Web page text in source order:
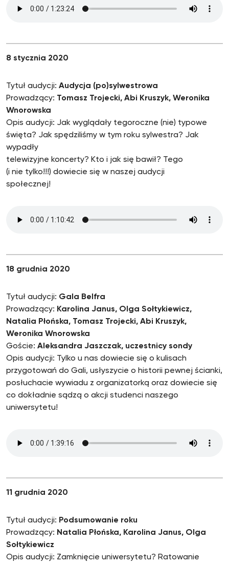
8 stycznia 2020
Tytuł audycji: Audycja (po)sylwestrowa
Prowadzący: Tomasz Trojecki, Abi Kruszyk, Weronika
Wnorowska
Opis audycji: Jak wyglądały tegoroczne (nie) typowe
święta? Jak spędziliśmy w tym roku sylwestra? Jak
wypadły
telewizyjne koncerty? Kto i jak się bawił? Tego
(i nie tylko!!!) dowiecie się w naszej audycji
społecznej!
18 grudnia 2020
Tytuł audycji: Gala Belfra
Prowadzący: Karolina Janus, Olga Sołtykiewicz,
Natalia Płońska, Tomasz Trojecki, Abi Kruszyk,
Weronika Wnorowska
Goście: Aleksandra Jaszczak, uczestnicy sondy
Opis audycji: Tylko u nas dowiecie się o kulisach
przygotowań do Gali, usłyszycie o historii pewnej ścianki,
posłuchacie wywiadu z organizatorką oraz dowiecie się
co dokładnie sądzą o akcji studenci naszego
uniwersytetu!
11 grudnia 2020
Tytuł audycji: Podsumowanie roku
Prowadzący: Natalia Płońska, Karolina Janus, Olga
Sołtykiewicz
Opis audycji: Zamknięcie uniwersytetu? Ratowanie